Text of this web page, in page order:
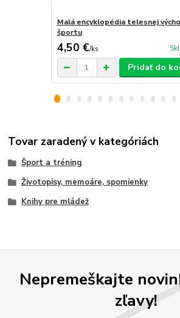
Malá encyklopédia telesnej
športu
4,50 €/ks
Pridať do
Tovar zaradený v kategóriách
Šport a tréning
Životopisy, memoáre, spomienky
Knihy pre mládež
Nepremeškajte
zľavy!